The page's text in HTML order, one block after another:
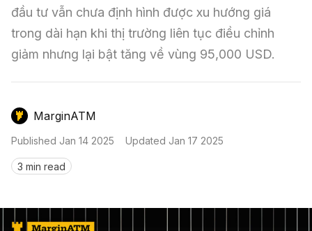
Kinh Nghiệm Đầu Tư
Sàn Giao Dịch
Mô Hình Biểu Đồ Giá
GameFi
Sign in
đầu tư vẫn chưa định hình được xu hướng giá
trong dài hạn khi thị trường liên tục điều chỉnh
giảm nhưng lại bật tăng về vùng 95,000 USD.
MarginATM
Published Jan 14 2025 Updated Jan 17 2025
3 min read